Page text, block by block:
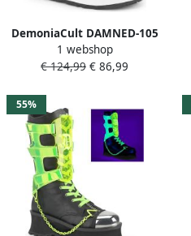
DemoniaCult DAMNED-105
Plateau Laarzen 39 Shoes
Wit
1 webshop
€ 124,99 € 86,99
55%